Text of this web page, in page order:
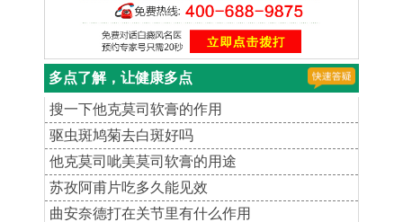
多点了解，让健康多点
搜一下他克莫司软膏的作用
驱虫斑鸠菊去白斑好吗
他克莫司呲美莫司软膏的用途
苏孜阿甫片吃多久能见效
曲安奈德打在关节里有什么作用